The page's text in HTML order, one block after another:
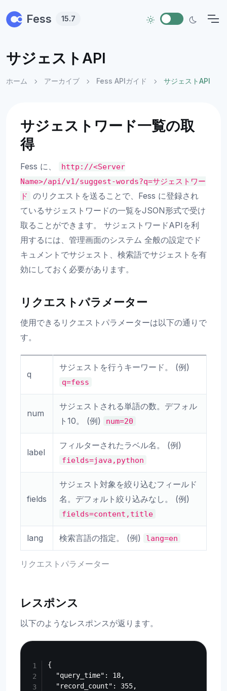
Fess 15.7
サジェストAPI
ホーム アーカイブ Fess APIガイド サジェストAPI
サジェストワード一覧の取
得
Fess に、
http://<Server
Name>/api/v1/suggest-words?q=サジェストワー
ド
のリクエストを送ることで、Fess に登録され
ているサジェストワードの一覧をJSON形式で受け
取ることができます。 サジェストワードAPIを利
用するには、管理画面のシステム 全般の設定でド
キュメントでサジェスト、検索語でサジェストを有
効にしておく必要があります。
リクエストパラメーター
使用できるリクエストパラメーターは以下の通りで
す。
リクエストパラメーター
q
サジェストを行うキーワード。 (例)
q=fess
num
サジェストされる単語の数。デフォル
ト10。 (例)
num=20
label
フィルターされたラベル名。 (例)
fields=java,python
fields
サジェスト対象を絞り込むフィールド
名。デフォルト絞り込みなし。 (例)
fields=content,title
lang 検索言語の指定。 (例) lang=en
レスポンス
以下のようなレスポンスが返ります。
{
  "query_time": 18,
  "record_count": 355,